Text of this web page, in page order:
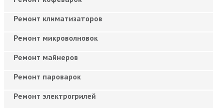
Ремонт климатизаторов
Ремонт микроволновок
Ремонт майнеров
Ремонт пароварок
Ремонт электрогрилей